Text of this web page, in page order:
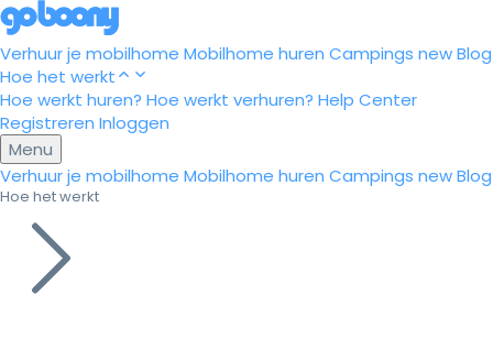
Verhuur je mobilhome Mobilhome huren Campings newBlog
Hoe het werkt
Hoe werkt huren? Hoe werkt verhuren? Help Center
Registreren Inloggen
Menu
Verhuur je mobilhome Mobilhome huren Campings newBlog
Hoe het werkt